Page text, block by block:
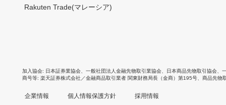
Rakuten Trade(マレーシア)
加入協会 日本証券業協会、 一般社団法人金融先物取引業協会、 日本商品先物取引協会、
商号等 楽天証券株式会社／金融商品取引業者 関東財務局長（金商）第195号、商品先物
企業情報 個人情報保護方針 採用情報